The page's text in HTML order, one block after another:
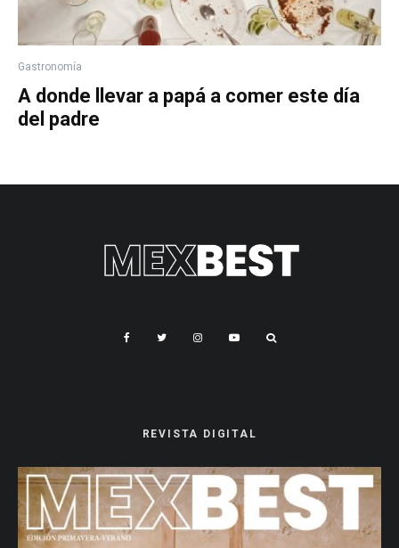
Gastronomía
A donde llevar a papá a comer este día
del padre
REVISTA DIGITAL